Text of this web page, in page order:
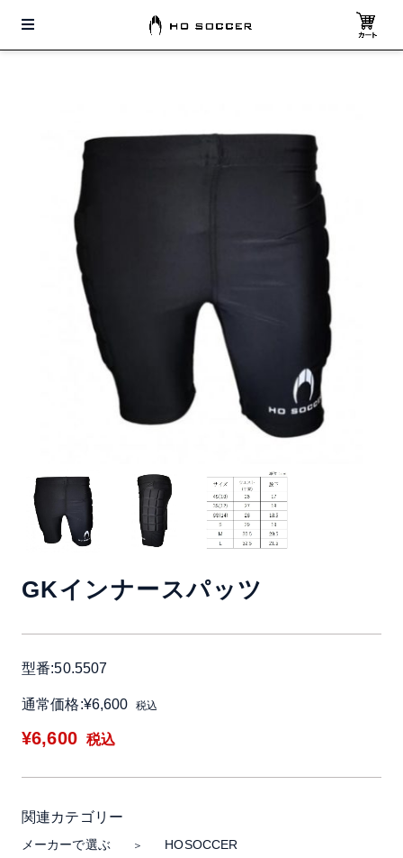
GKインナースパッツ
型番:50.5507
通常価格:¥6,600 税込
¥6,600 税込
関連カテゴリー
メーカーで選ぶ ＞ HOSOCCER